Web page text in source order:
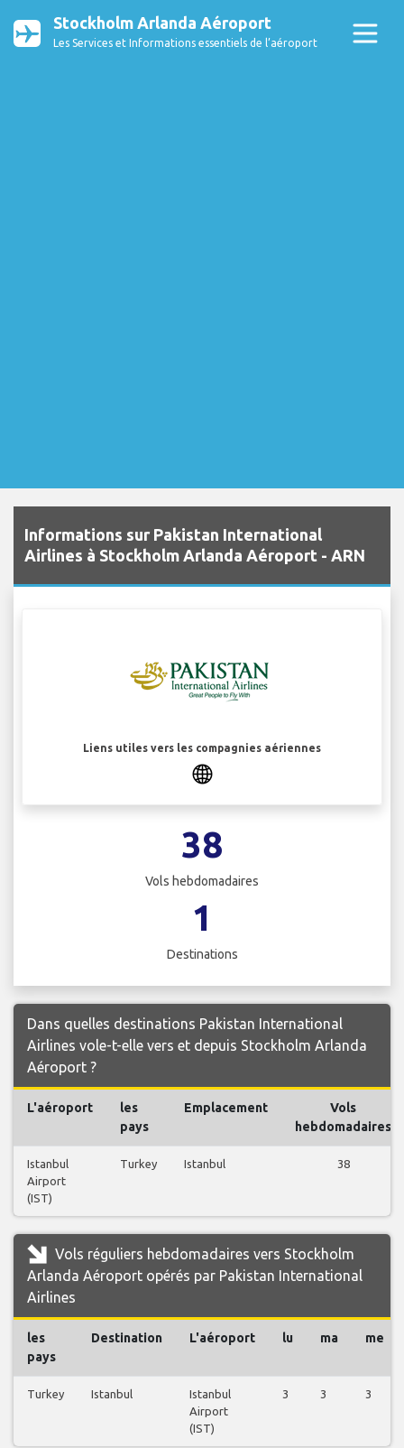
Stockholm Arlanda Aéroport
Les Services et Informations essentiels de l’aéroport
Informations sur Pakistan International
Airlines à Stockholm Arlanda Aéroport - ARN
Liens utiles vers les compagnies aériennes
38
Vols hebdomadaires
1
Destinations
Dans quelles destinations Pakistan International
Airlines vole-t-elle vers et depuis Stockholm Arlanda
Aéroport ?
L'aéroport
les
pays
Emplacement
Vols
hebdomadaires
Istanbul
Airport
(IST)
Turkey Istanbul 38
Vols réguliers hebdomadaires vers Stockholm
Arlanda Aéroport opérés par Pakistan International
Airlines
les
pays
Destination L'aéroport lu ma me
Turkey Istanbul
Istanbul
Airport
(IST)
3 3 3